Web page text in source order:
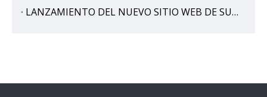
LANZAMIENTO DEL NUEVO SITIO WEB DE SUNTECH